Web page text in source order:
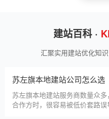
建站百科 ·
汇聚实用建站优化知
苏左旗本地建站公司怎么选
苏左旗本地建站服务商数量众
合作方时，很容易被低价套路